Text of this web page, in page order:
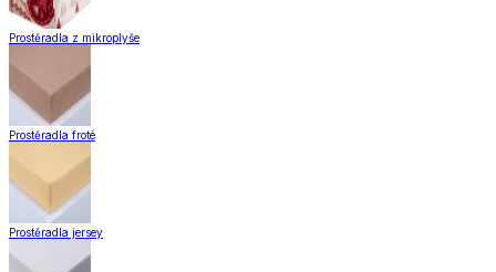
Prostěradla z mikroplyše
Prostěradla froté
Prostěradla jersey